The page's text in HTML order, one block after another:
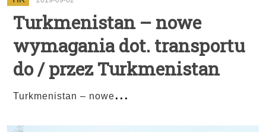
Turkmenistan – nowe
wymagania dot. transportu
do / przez Turkmenistan
Turkmenistan – nowe...